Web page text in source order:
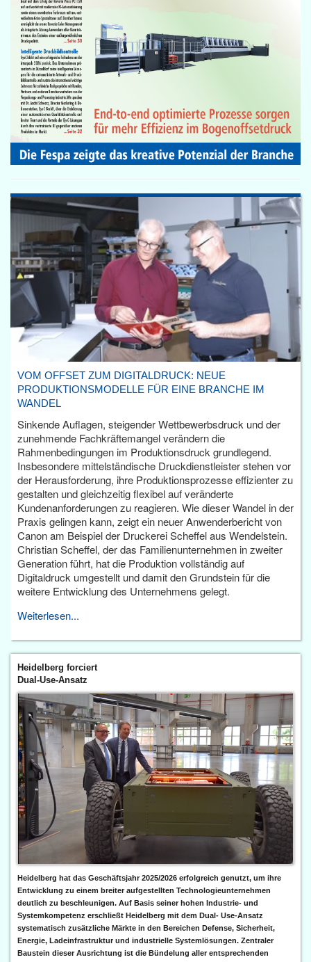
VOM OFFSET ZUM DIGITALDRUCK: NEUE
PRODUKTIONSMODELLE FÜR EINE BRANCHE IM
WANDEL
Sinkende Auflagen, steigender Wettbewerbsdruck und der
zunehmende Fachkräftemangel verändern die
Rahmenbedingungen im Produktionsdruck grundlegend.
Insbesondere mittelständische Druckdienstleister stehen vor
der Herausforderung, ihre Produktionsprozesse effizienter zu
gestalten und gleichzeitig flexibel auf veränderte
Kundenanforderungen zu reagieren. Wie dieser Wandel in der
Praxis gelingen kann, zeigt ein neuer Anwenderbericht von
Canon am Beispiel der Druckerei Scheffel aus Wendelstein.
Christian Scheffel, der das Familienunternehmen in zweiter
Generation führt, hat die Produktion vollständig auf
Digitaldruck umgestellt und damit den Grundstein für die
weitere Entwicklung des Unternehmens gelegt.
Weiterlesen...
Heidelberg forciert
Dual-Use-Ansatz
Heidelberg hat das Geschäftsjahr 2025/2026 erfolgreich genutzt, um ihre
Entwicklung zu einem breiter aufgestellten Technologieunternehmen
deutlich zu beschleunigen. Auf Basis seiner hohen Industrie- und
Systemkompetenz erschließt Heidelberg mit dem Dual- Use-Ansatz
systematisch zusätzliche Märkte in den Bereichen Defense, Sicherheit,
Energie, Ladeinfrastruktur und industrielle Systemlösungen. Zentraler
Baustein dieser Ausrichtung ist die Bündelung aller entsprechenden